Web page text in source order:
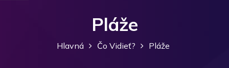
Pláže
Hlavná Čo Vidieť? Pláže